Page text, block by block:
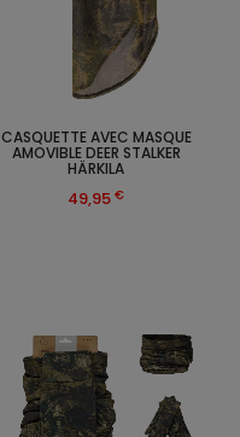
CASQUETTE AVEC MASQUE
AMOVIBLE DEER STALKER
HÄRKILA
49,95 €